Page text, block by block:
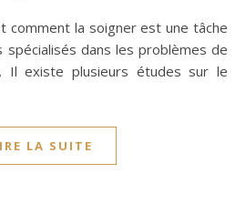
spécialisés dans les problèmes de
Il existe plusieurs études sur le
LA SUITE